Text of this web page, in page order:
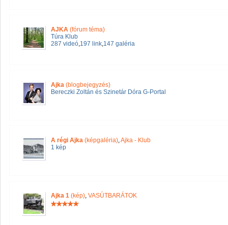
AJKA (fórum téma)
Túra Klub
287 videó,197 link,147 galéria
Ajka (blogbejegyzés)
Bereczki Zoltán és Szinetár Dóra G-Portal
A régi Ajka (képgaléria),Ajka - Klub
1 kép
Ajka 1 (kép), VASÚTBARÁTOK